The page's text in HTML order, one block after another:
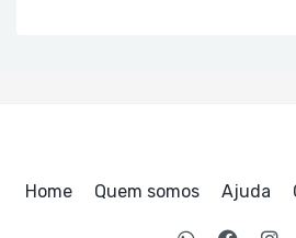
Home Quem somos Ajuda